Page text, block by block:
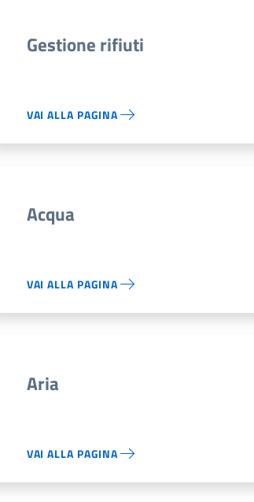
Gestione rifiuti
VAI ALLA PAGINA
Acqua
VAI ALLA PAGINA
Aria
VAI ALLA PAGINA